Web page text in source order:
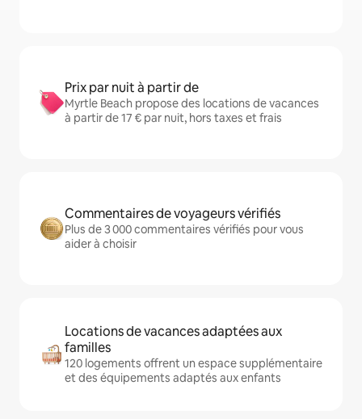
Prix par nuit à partir de
Myrtle Beach propose des locations de vacances
à partir de 17 € par nuit, hors taxes et frais
Commentaires de voyageurs vérifiés
Plus de 3 000 commentaires vérifiés pour vous
aider à choisir
Locations de vacances adaptées aux
familles
120 logements offrent un espace supplémentaire
et des équipements adaptés aux enfants